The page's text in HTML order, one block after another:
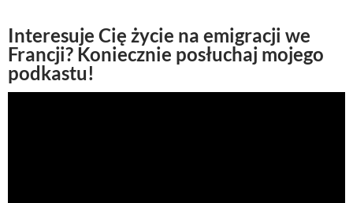
Interesuje Cię życie na emigracji we
Francji? Koniecznie posłuchaj mojego
podkastu!